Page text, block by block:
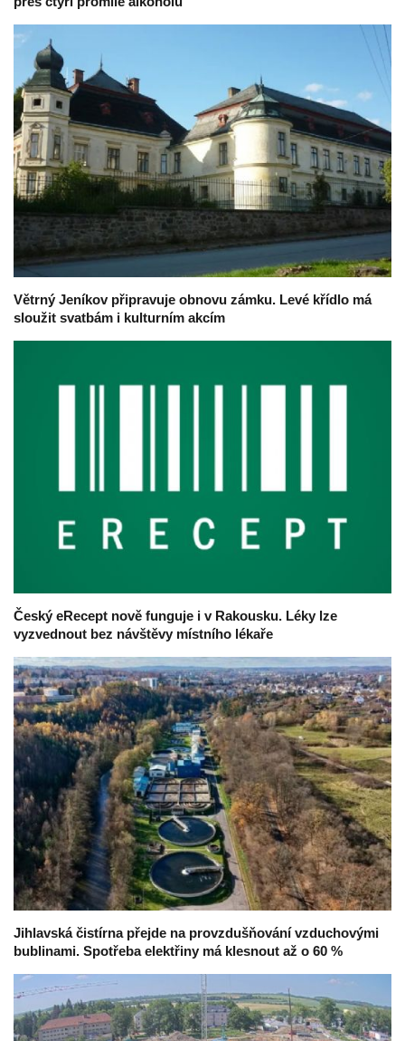
Větrný Jeníkov připravuje obnovu zámku. Levé křídlo má
sloužit svatbám i kulturním akcím
Český eRecept nově funguje i v Rakousku. Léky lze
vyzvednout bez návštěvy místního lékaře
Jihlavská čistírna přejde na provzdušňování vzduchovými
bublinami. Spotřeba elektřiny má klesnout až o 60 %